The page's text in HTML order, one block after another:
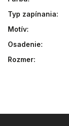
Typ zapínania:
Motív:
Osadenie:
Rozmer: